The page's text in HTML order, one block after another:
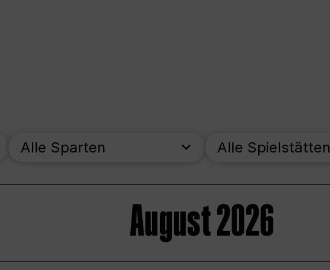
Alle Sparten Alle Spielstätten
August 2026